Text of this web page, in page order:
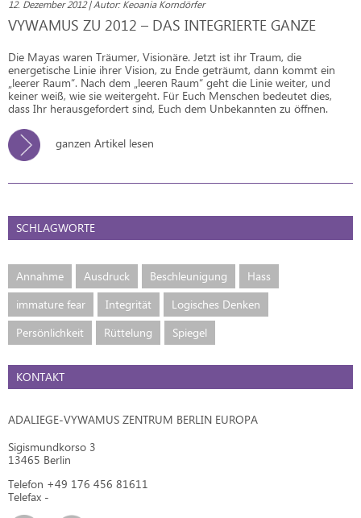
12. Dezember 2012 | Autor: Keoania Korndörfer
VYWAMUS ZU 2012 – DAS INTEGRIERTE GANZE
Die Mayas waren Träumer, Visionäre. Jetzt ist ihr Traum, die
energetische Linie ihrer Vision, zu Ende geträumt, dann kommt ein
„leerer Raum“. Nach dem „leeren Raum“ geht die Linie weiter, und
keiner weiß, wie sie weitergeht. Für Euch Menschen bedeutet dies,
dass Ihr herausgefordert sind, Euch dem Unbekannten zu öffnen.
ganzen Artikel lesen
SCHLAGWORTE
Annahme Ausdruck Beschleunigung
Hass
immature fear
Integrität
Logisches Denken
Persönlichkeit
Rüttelung Spiegel
KONTAKT
ADALIEGE-VYWAMUS ZENTRUM BERLIN EUROPA
Sigismundkorso 3
13465 Berlin
Telefon +49 176 456 81611
Telefax -